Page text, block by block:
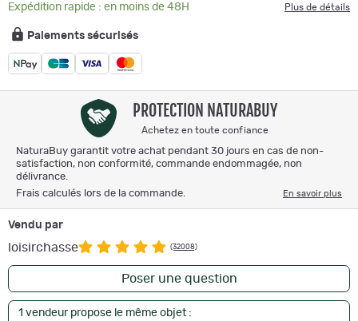
Expédition rapide : en moins de 48H
Plus de détails
Paiements sécurisés
PROTECTION NATURABUY
Achetez en toute confiance
NaturaBuy garantit votre achat pendant 30 jours en cas de non-
satisfaction, non conformité, commande endommagée, non
délivrance.
Frais calculés lors de la commande.
En savoir plus
Vendu par
loisirchasse (32008)
Poser une question
1 vendeur propose le même objet :